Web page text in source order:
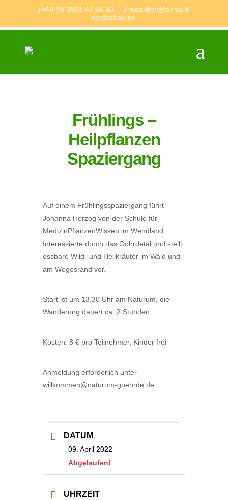
+49 (0) 3901 47 84 80
redaktion@altmark-
rundschau.de
Frühlings –
Heilpflanzen
Spaziergang
Auf einem Frühlingsspaziergang führt
Johanna Herzog von der Schule für
MedizinPflanzenWissen im Wendland
Interessierte durch das Göhrdetal und stellt
essbare Wild- und Heilkräuter im Wald und
am Wegesrand vor.
Start ist um 13.30 Uhr am Naturum, die
Wanderung dauert ca. 2 Stunden.
Kosten: 8 € pro Teilnehmer, Kinder frei
Anmeldung erforderlich unter
willkommen@naturum-goehrde.de
DATUM
09. April 2022
Abgelaufen!
UHRZEIT